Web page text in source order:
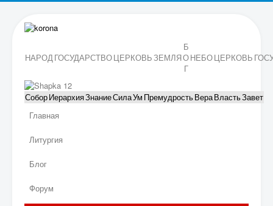
НАРОДГОСУДАРСТВОЦЕРКОВЬЗЕМЛЯ
Б
О
Г
НЕБОЦЕРКОВЬ
СоборИерархияЗнаниеСилаУм ПремудростьВераВластьЗавет
Главная
Литургия
Блог
Форум